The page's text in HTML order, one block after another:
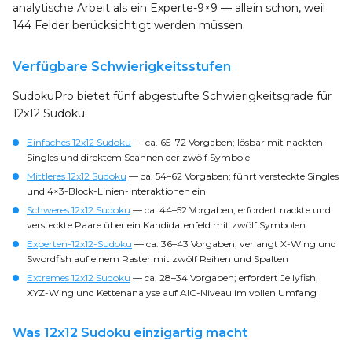
analytische Arbeit als ein Experte-9×9 — allein schon, weil
144 Felder berücksichtigt werden müssen.
Verfügbare Schwierigkeitsstufen
SudokuPro bietet fünf abgestufte Schwierigkeitsgrade für
12x12 Sudoku:
Einfaches 12x12 Sudoku — ca. 65–72 Vorgaben; lösbar mit nackten
Singles und direktem Scannen der zwölf Symbole
Mittleres 12x12 Sudoku — ca. 54–62 Vorgaben; führt versteckte Singles
und 4×3-Block-Linien-Interaktionen ein
Schweres 12x12 Sudoku — ca. 44–52 Vorgaben; erfordert nackte und
versteckte Paare über ein Kandidatenfeld mit zwölf Symbolen
Experten-12x12-Sudoku — ca. 36–43 Vorgaben; verlangt X-Wing und
Swordfish auf einem Raster mit zwölf Reihen und Spalten
Extremes 12x12 Sudoku — ca. 28–34 Vorgaben; erfordert Jellyfish,
XYZ-Wing und Kettenanalyse auf AIC-Niveau im vollen Umfang
Was 12x12 Sudoku einzigartig macht